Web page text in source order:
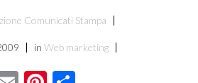
Comunicati Stampa
in Web marketing